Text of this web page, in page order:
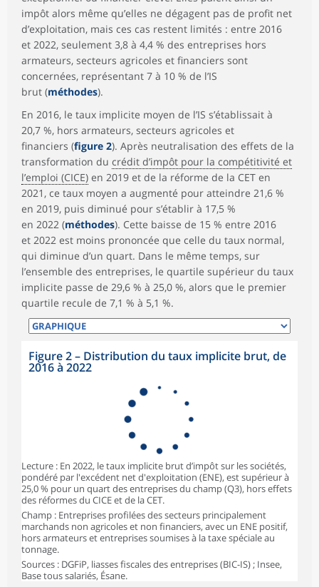
impôt alors même qu’elles ne dégagent pas de profit net
d’exploitation, mais ces cas restent limités : entre 2016
et 2022, seulement 3,8 à 4,4 % des entreprises hors
armateurs, secteurs agricoles et financiers sont
concernées, représentant 7 à 10 % de l’IS
brut (méthodes).
En 2016, le taux implicite moyen de l’IS s’établissait à
20,7 %, hors armateurs, secteurs agricoles et
financiers (figure 2). Après neutralisation des effets de la
transformation du crédit d’impôt pour la compétitivité et
l’emploi (CICE) en 2019 et de la réforme de la CET en
2021, ce taux moyen a augmenté pour atteindre 21,6 %
en 2019, puis diminué pour s’établir à 17,5 %
en 2022 (méthodes). Cette baisse de 15 % entre 2016
et 2022 est moins prononcée que celle du taux normal,
qui diminue d’un quart. Dans le même temps, sur
l’ensemble des entreprises, le quartile supérieur du taux
implicite passe de 29,6 % à 25,0 %, alors que le premier
quartile recule de 7,1 % à 5,1 %.
Figure 2 – Distribution du taux implicite brut, de
2016 à 2022
Lecture : En 2022, le taux implicite brut d’impôt sur les sociétés,
pondéré par l'excédent net d'exploitation (ENE), est supérieur à
25,0 % pour un quart des entreprises du champ (Q3), hors effets
des réformes du CICE et de la CET.
Champ : Entreprises profilées des secteurs principalement
marchands non agricoles et non financiers, avec un ENE positif,
hors armateurs et entreprises soumises à la taxe spéciale au
tonnage.
Sources : DGFiP, liasses fiscales des entreprises (BIC-IS) ; Insee,
Base tous salariés, Ésane.